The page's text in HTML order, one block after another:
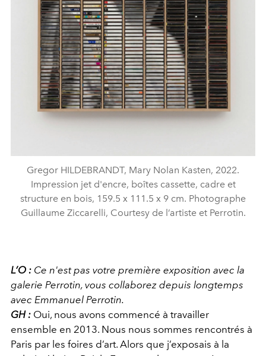
Gregor HILDEBRANDT, Mary Nolan Kasten, 2022.
Impression jet d'encre, boîtes cassette, cadre et
structure en bois, 159.5 x 111.5 x 9 cm. Photographe
Guillaume Ziccarelli, Courtesy de l’artiste et Perrotin.
L’O : Ce n'est pas votre première exposition avec la
galerie Perrotin, vous collaborez depuis longtemps
avec Emmanuel Perrotin.
GH : Oui, nous avons commencé à travailler
ensemble en 2013. Nous nous sommes rencontrés à
Paris par les foires d’art. Alors que j’exposais à la